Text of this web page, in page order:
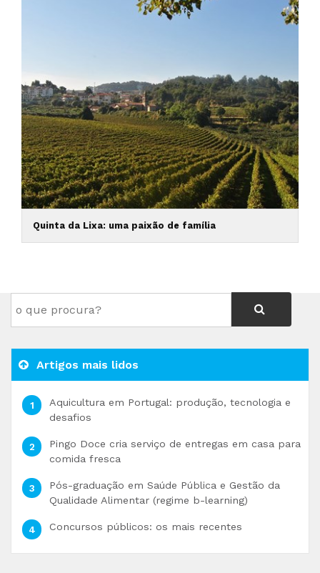
Quinta da Lixa: uma paixão de família
Artigos mais lidos
Aquicultura em Portugal: produção, tecnologia e
desafios
Pingo Doce cria serviço de entregas em casa para
comida fresca
Pós-graduação em Saúde Pública e Gestão da
Qualidade Alimentar (regime b-learning)
Concursos públicos: os mais recentes